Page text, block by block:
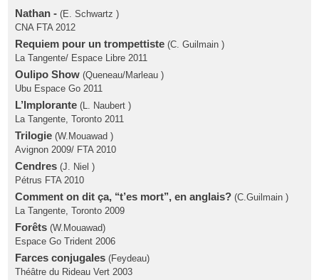
Nathan - (E. Schwartz )
CNA FTA 2012
Requiem pour un trompettiste(C. Guilmain )
La Tangente/ Espace Libre 2011
Oulipo Show(Queneau/Marleau )
Ubu Espace Go 2011
L’Implorante(L. Naubert )
La Tangente, Toronto 2011
Trilogie (W.Mouawad )
Avignon 2009/ FTA 2010
Cendres(J. Niel )
Pétrus FTA 2010
Comment on dit ça, ‘‘t’es mort’’, en anglais?(C.Guilmain )
La Tangente, Toronto 2009
Forêts(W.Mouawad)
Espace Go Trident 2006
Farces conjugales(Feydeau)
Théâtre du Rideau Vert 2003